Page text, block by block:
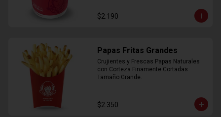
$2.190
Papas Fritas Grandes
Crujientes y Frescas Papas Naturales
con Corteza Finamente Cortadas
Tamaño Grande.
$2.350